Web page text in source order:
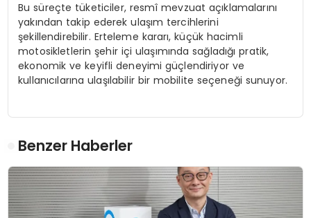
Bu süreçte tüketiciler, resmî mevzuat açıklamalarını
yakından takip ederek ulaşım tercihlerini
şekillendirebilir. Erteleme kararı, küçük hacimli
motosikletlerin şehir içi ulaşımında sağladığı pratik,
ekonomik ve keyifli deneyimi güçlendiriyor ve
kullanıcılarına ulaşılabilir bir mobilite seçeneği sunuyor.
Benzer Haberler